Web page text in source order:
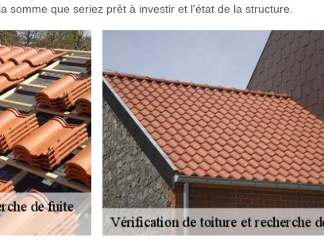
somme que seriez prêt à investir et l'état de la structure.